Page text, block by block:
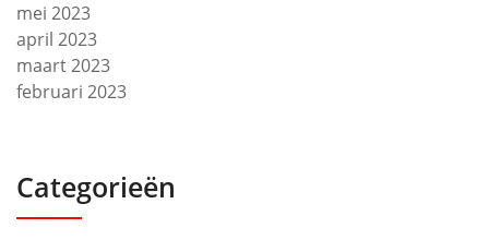
mei 2023
april 2023
maart 2023
februari 2023
Categorieën